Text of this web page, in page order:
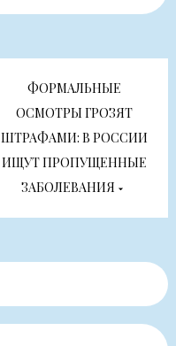
ФОРМАЛЬНЫЕ
ОСМОТРЫ ГРОЗЯТ
ШТРАФАМИ: В РОССИИ
ИЩУТ ПРОПУЩЕННЫЕ
ЗАБОЛЕВАНИЯ